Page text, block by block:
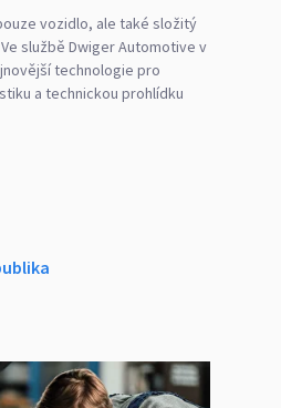
vozidlo, ale také složitý
službě Dwiger Automotive v
technologie pro
a technickou prohlídku